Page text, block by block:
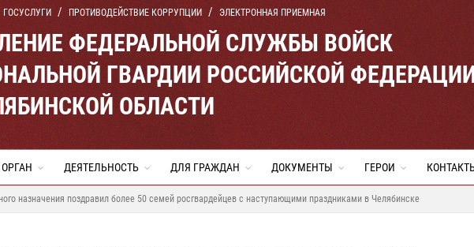
ГОСУСЛУГИ ПРОТИВОДЕЙСТВИЕ КОРРУПЦИИ ЭЛЕКТРОННАЯ ПРИЕМНАЯ
ФЕДЕРАЛЬНОЙ СЛУЖБЫ ВОЙСК
ГВАРДИИ РОССИЙСКОЙ
ОБЛАСТИ
ДЕЯТЕЛЬНОСТЬ ДЛЯ ГРАЖДАН ДОКУМЕНТЫ ГЕРОИ
назначения поздравил более 50 семей росгвардейцев с наступающими праздниками в Челябинске